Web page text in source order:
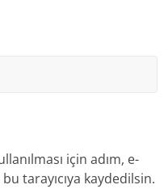
için adım, e-
tarayıcıya kaydedilsin.